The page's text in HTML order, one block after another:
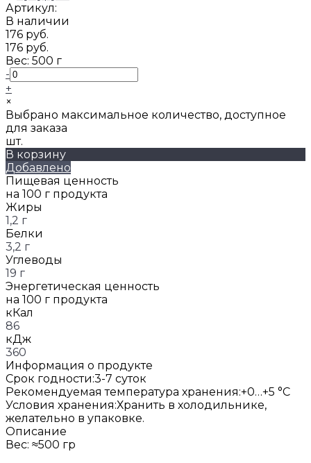
Артикул:
В наличии
176 руб.
176 руб.
Вес: 500 г
-
+
×
Выбрано максимальное количество, доступное
для заказа
шт.
В корзину
Добавлено
Пищевая ценность
на 100 г продукта
Жиры
1,2 г
Белки
3,2 г
Углеводы
19 г
Энергетическая ценность
на 100 г продукта
кКал
86
кДж
360
Информация о продукте
Срок годности:3-7 суток
Рекомендуемая температура хранения:+0…+5 °C
Условия хранения:Хранить в холодильнике,
желательно в упаковке.
Описание
Вес: ≈500 гр